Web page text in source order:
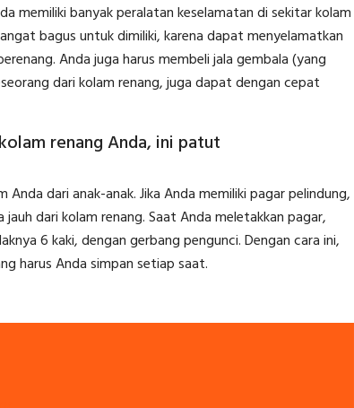
memiliki banyak peralatan keselamatan di sekitar kolam
bagus untuk dimiliki, karena dapat menyelamatkan
Anda juga harus membeli jala gembala (yang
dari kolam renang, juga dapat dengan cepat
renang Anda, ini patut
dari anak-anak. Jika Anda memiliki pagar pelindung,
dari kolam renang. Saat Anda meletakkan pagar,
6 kaki, dengan gerbang pengunci. Dengan cara ini,
harus Anda simpan setiap saat.